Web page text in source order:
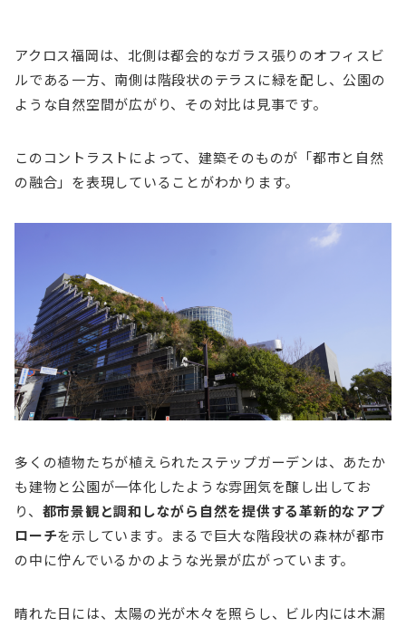
アクロス福岡は、北側は都会的なガラス張りのオフィスビ
ルである一方、南側は階段状のテラスに緑を配し、公園の
ような自然空間が広がり、その対比は見事です。
このコントラストによって、建築そのものが「都市と自然
の融合」を表現していることがわかります。
多くの植物たちが植えられたステップガーデンは、あたか
も建物と公園が一体化したような雰囲気を醸し出してお
り、 都市景観と調和しながら自然を提供する革新的なアプ
ローチを示しています。まるで巨大な階段状の森林が都市
の中に佇んでいるかのような光景が広がっています。
晴れた日には、太陽の光が木々を照らし、ビル内には木漏